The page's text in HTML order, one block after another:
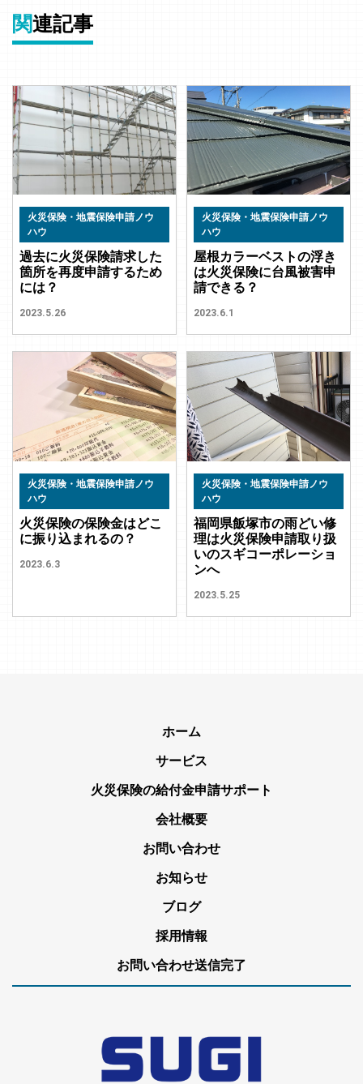
関連記事
火災保険・地震保険申請ノウ
ハウ
過去に火災保険請求した
箇所を再度申請するため
には？
2023.5.26
火災保険・地震保険申請ノウ
ハウ
屋根カラーベストの浮き
は火災保険に台風被害申
請できる？
2023.6.1
火災保険・地震保険申請ノウ
ハウ
火災保険の保険金はどこ
に振り込まれるの？
2023.6.3
火災保険・地震保険申請ノウ
ハウ
福岡県飯塚市の雨どい修
理は火災保険申請取り扱
いのスギコーポレーショ
ンへ
2023.5.25
ホーム
サービス
火災保険の給付金申請サポート
会社概要
お問い合わせ
お知らせ
ブログ
採用情報
お問い合わせ送信完了